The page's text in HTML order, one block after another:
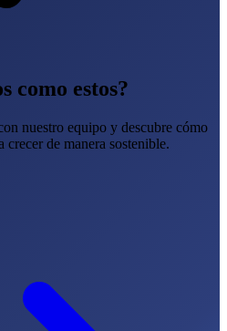
como estos?
nuestro equipo y descubre cómo
de manera sostenible.